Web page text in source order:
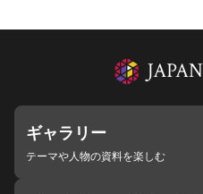
ギャラリー
テーマや人物の資料を楽しむ